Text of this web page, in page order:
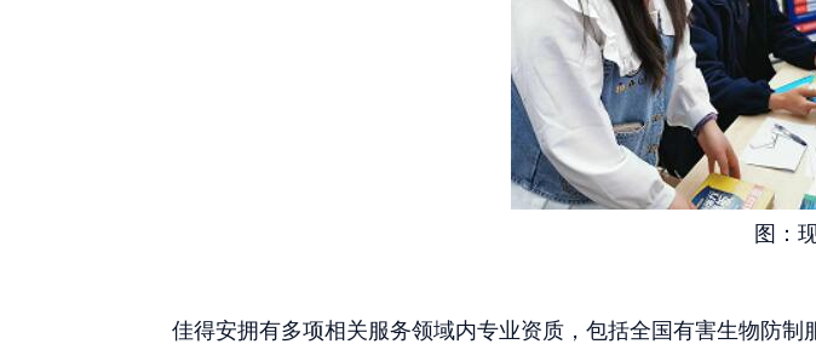
图：
佳得安拥有多项相关服务领域内专业资质，包括全国有害生物防制